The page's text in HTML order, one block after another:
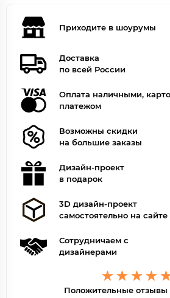
Приходите в шоурумы
Доставка
по всей России
Оплата наличными,
платежом
Возможны скидки
на большие заказы
Дизайн-проект
в подарок
3D дизайн-проект
самостоятельно на сайте
Сотрудничаем с
дизайнерами
Положительные отзывы